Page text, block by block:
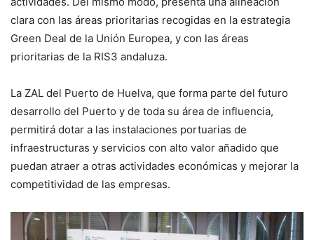
clara con las áreas prioritarias recogidas en la estrategia
Green Deal de la Unión Europea, y con las áreas
prioritarias de la RIS3 andaluza.
La ZAL del Puerto de Huelva, que forma parte del futuro
desarrollo del Puerto y de toda su área de influencia,
permitirá dotar a las instalaciones portuarias de
infraestructuras y servicios con alto valor añadido que
puedan atraer a otras actividades económicas y mejorar la
competitividad de las empresas.